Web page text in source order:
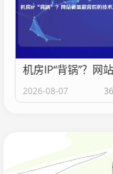
2026-08-07